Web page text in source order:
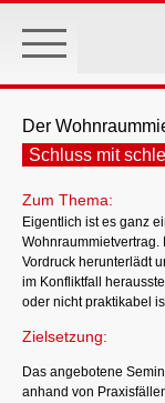
main
Der
Schluss mit
Zum Thema:
Eigentlich ist es ganz
Wohnraummietvertrag.
Vordruck herunterlädt
im Konfliktfall
oder nicht praktikabel
Zielsetzung:
Das angebotene
anhand von